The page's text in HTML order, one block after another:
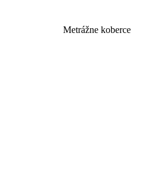
Metrážne koberce